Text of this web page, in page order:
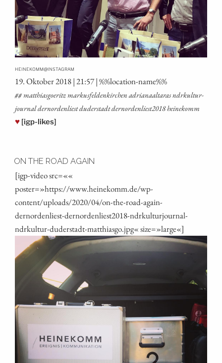
HEINEKOMM@INSTAGRAM
19. Okto­ber 2018 | 21:57 | %%loca­ti­on-name%%
## mat­thi­as­goe­ritz mar­kus­fel­den­kir­chen adria­naal­ta­ras ndrkul­tur­
jour­nal dern­or­den­liest duder­stadt dernordenliest2018 heinekomm
♥ [igp-likes]
ON THE ROAD AGAIN
[igp-video src=««
poster=»https://www.heinekomm.de/wp-
content/uploads/2020/04/on-the-road-again-
dernordenliest-dernordenliest2018-ndrkulturjournal-
ndrkultur-duderstadt-matthiasgo.jpg« size=»large«]